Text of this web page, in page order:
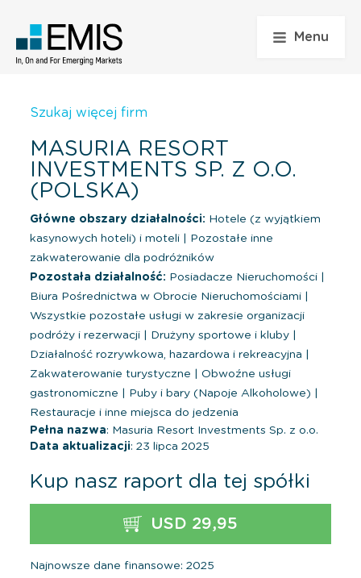
Menu
Szukaj więcej firm
MASURIA RESORT
INVESTMENTS SP. Z O.O.
(POLSKA)
Główne obszary działalności: Hotele (z wyjątkiem
kasynowych hoteli) i moteli
Pozostałe inne
zakwaterowanie dla podróżników
Pozostała działalność: Posiadacze Nieruchomości
Biura Pośrednictwa w Obrocie Nieruchomościami
Wszystkie pozostałe usługi w zakresie organizacji
podróży i rezerwacji
Drużyny sportowe i kluby
Działalność rozrywkowa, hazardowa i rekreacyjna
Zakwaterowanie turystyczne
Obwoźne usługi
gastronomiczne
Puby i bary (Napoje Alkoholowe)
Restauracje i inne miejsca do jedzenia
Pełna nazwa: Masuria Resort Investments Sp. z o.o.
Data aktualizacji: 23 lipca 2025
Kup nasz raport dla tej spółki
USD 29,95
Najnowsze dane finansowe: 2025